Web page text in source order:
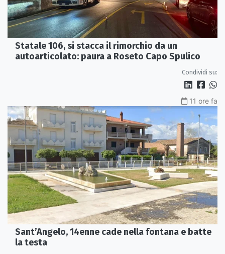
Statale 106, si stacca il rimorchio da un
autoarticolato: paura a Roseto Capo Spulico
Condividi su:
11 ore fa
Sant’Angelo, 14enne cade nella fontana e batte
la testa